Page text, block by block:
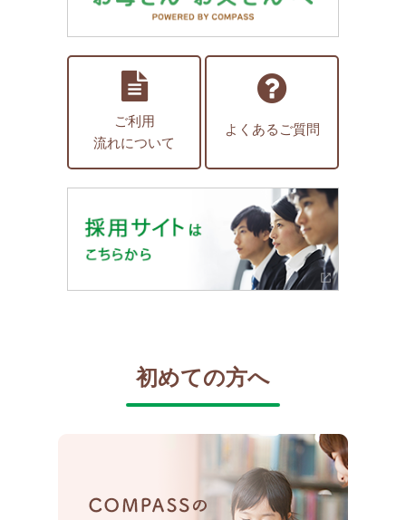
ご利用
流れについて
よくあるご質問
初めての方へ